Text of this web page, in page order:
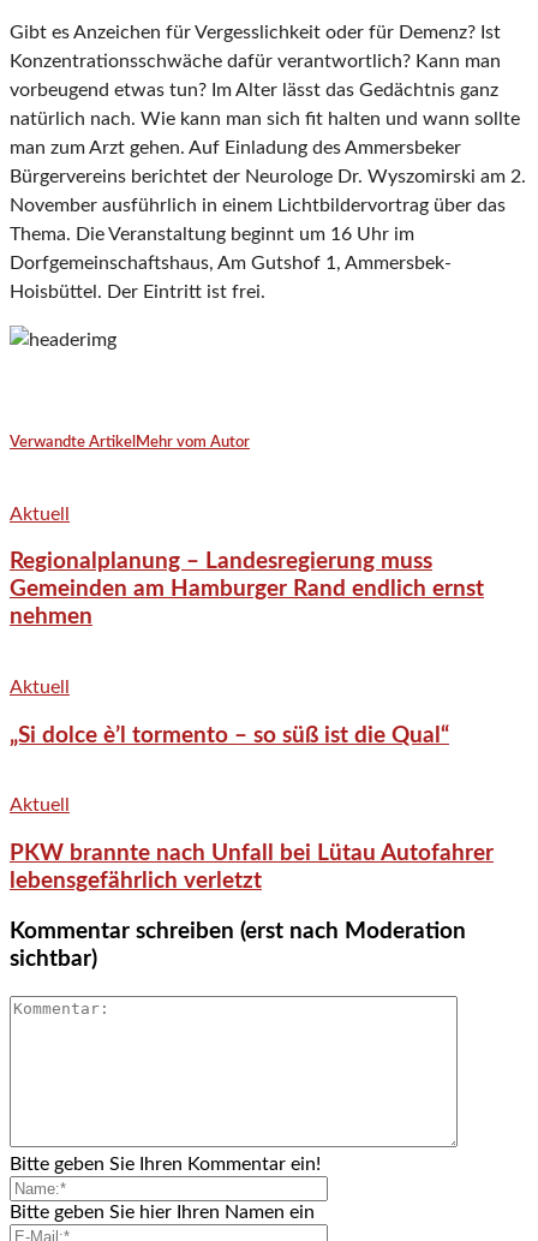
Gibt es Anzeichen für Vergesslichkeit oder für Demenz? Ist
Konzentrationsschwäche dafür verantwortlich? Kann man
vorbeugend etwas tun? Im Alter lässt das Gedächtnis ganz
natürlich nach. Wie kann man sich fit halten und wann sollte
man zum Arzt gehen. Auf Einladung des Ammersbeker
Bürgervereins berichtet der Neurologe Dr. Wyszomirski am 2.
November ausführlich in einem Lichtbildervortrag über das
Thema. Die Veranstaltung beginnt um 16 Uhr im
Dorfgemeinschaftshaus, Am Gutshof 1, Ammersbek-
Hoisbüttel. Der Eintritt ist frei.
Verwandte Artikel Mehr vom Autor
Aktuell
Regionalplanung – Landesregierung muss
Gemeinden am Hamburger Rand endlich ernst
nehmen
Aktuell
„Si dolce è’l tormento – so süß ist die Qual“
Aktuell
PKW brannte nach Unfall bei Lütau Autofahrer
lebensgefährlich verletzt
Kommentar schreiben (erst nach Moderation
sichtbar)
Bitte geben Sie Ihren Kommentar ein!
Bitte geben Sie hier Ihren Namen ein